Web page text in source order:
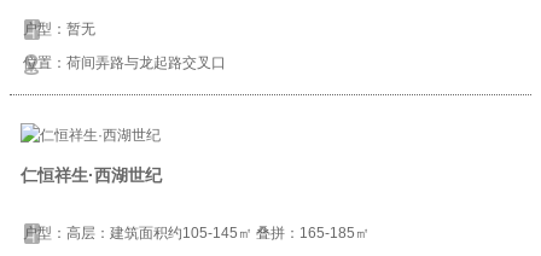
户型：暂无
位置：荷间弄路与龙起路交叉口
仁恒祥生·西湖世纪
户型：高层：建筑面积约105-145㎡ 叠拼：165-185㎡